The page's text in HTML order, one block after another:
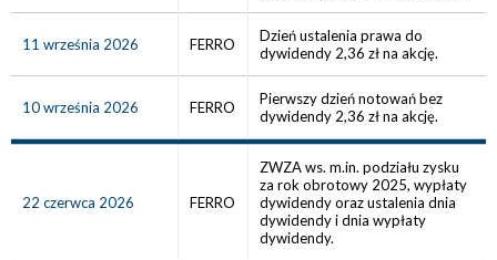
11 września 2026 FERRO
Dzień ustalenia prawa do
dywidendy 2,36 zł na akcję.
10 września 2026 FERRO
Pierwszy dzień notowań bez
dywidendy 2,36 zł na akcję.
22 czerwca 2026 FERRO
ZWZA ws. m.in. podziału zysku
za rok obrotowy 2025, wypłaty
dywidendy oraz ustalenia dnia
dywidendy i dnia wypłaty
dywidendy.